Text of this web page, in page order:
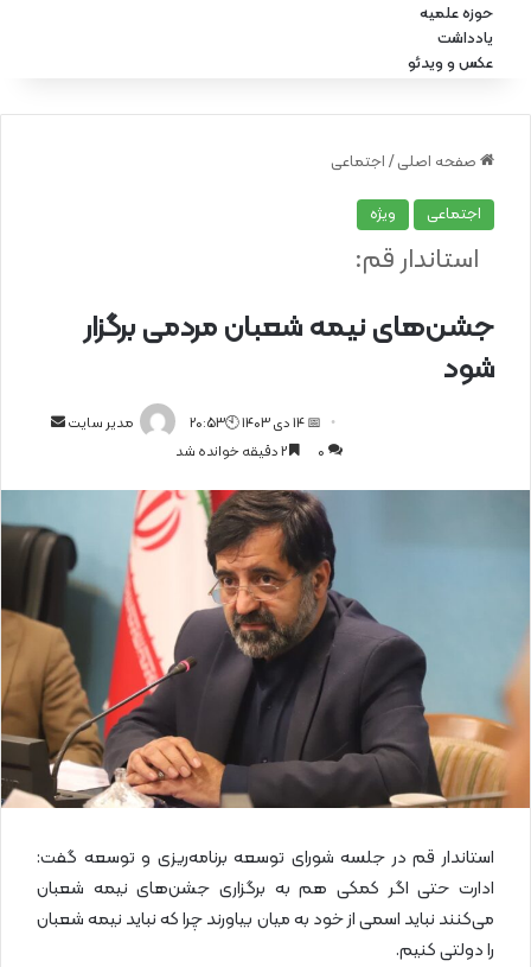
حوزه علمیه
یادداشت
عکس و ویدئو
صفحه اصلی / اجتماعی
اجتماعی ویژه
جشن‌های نیمه شعبان مردمی برگزار
شود
استاندار قم:
مدیر سایت
ل
ا
م
ی
ل
📅 14 دی 1403 🕙20:53
0
استاندار قم در جلسه شورای توسعه برنامه‌ریزی و توسعه گفت:
ادارت حتی اگر کمکی هم به برگزاری جشن‌های نیمه شعبان
می‌کنند نباید اسمی از خود به میان بیاورند چرا که نباید نیمه شعبان
را دولتی کنیم.